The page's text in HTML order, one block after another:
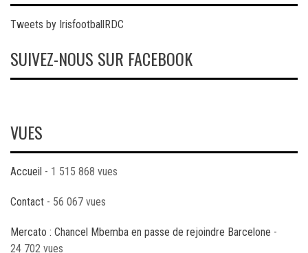
Tweets by IrisfootballRDC
SUIVEZ-NOUS SUR FACEBOOK
VUES
Accueil - 1 515 868 vues
Contact - 56 067 vues
Mercato : Chancel Mbemba en passe de rejoindre Barcelone -
24 702 vues